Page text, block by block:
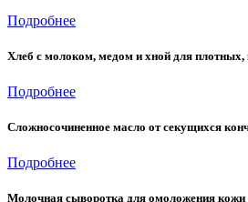
Подробнее
Хлеб с молоком, медом и хной для плотных,
Подробнее
Сложносочиненное масло от секущихся
Подробнее
Молочная сыворотка для омоложения кожи